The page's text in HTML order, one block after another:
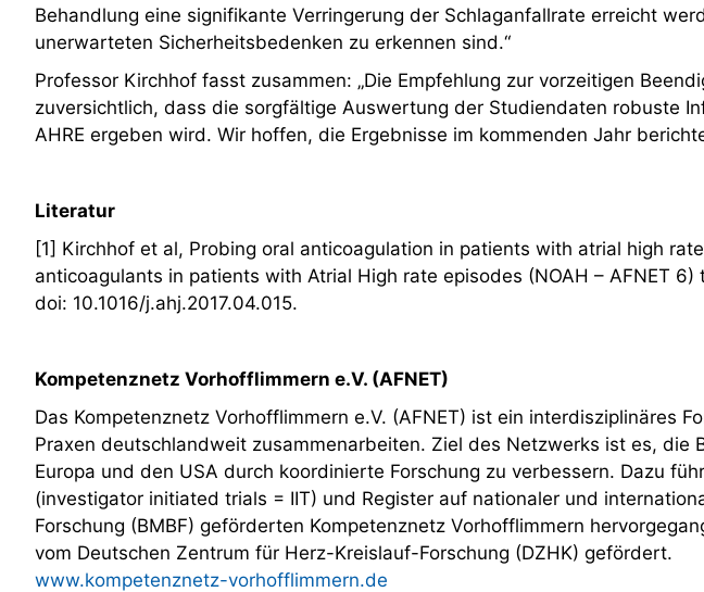
Behandlung eine signifikante Verringerung der Schlaganfallrate erreicht
unerwarteten Sicherheitsbedenken zu erkennen sind.“
Professor Kirchhof fasst zusammen: „Die Empfehlung zur vorzeitigen
zuversichtlich, dass die sorgfältige Auswertung der Studiendaten robuste
AHRE ergeben wird. Wir hoffen, die Ergebnisse im kommenden Jahr
Literatur
[1] Kirchhof et al, Probing oral anticoagulation in patients with atrial high
anticoagulants in patients with Atrial High rate episodes (NOAH – AFNET 6)
doi: 10.1016/j.ahj.2017.04.015.
Kompetenznetz Vorhofflimmern e.V. (AFNET)
Das Kompetenznetz Vorhofflimmern e.V. (AFNET) ist ein interdisziplinäres
Praxen deutschlandweit zusammenarbeiten. Ziel des Netzwerks ist es,
Europa und den USA durch koordinierte Forschung zu verbessern. Dazu
(investigator initiated trials = IIT) und Register auf nationaler und
Forschung (BMBF) geförderten Kompetenznetz Vorhofflimmern
vom Deutschen Zentrum für Herz-Kreislauf-Forschung (DZHK) gefördert.
www.kompetenznetz-vorhofflimmern.de